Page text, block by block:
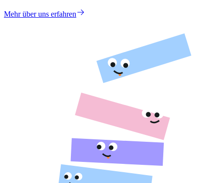
Mehr über uns erfahren